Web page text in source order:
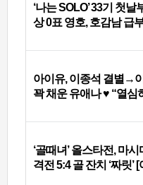
‘나는 SOLO’ 33기 첫
상 0표 영호, 호감남 급
아이유, 이종석 결별→
꽉 채운 유애나 ♥ “열심
‘골때녀’ 올스타전, 마
격전 5:4 골 잔치 ‘짜릿’